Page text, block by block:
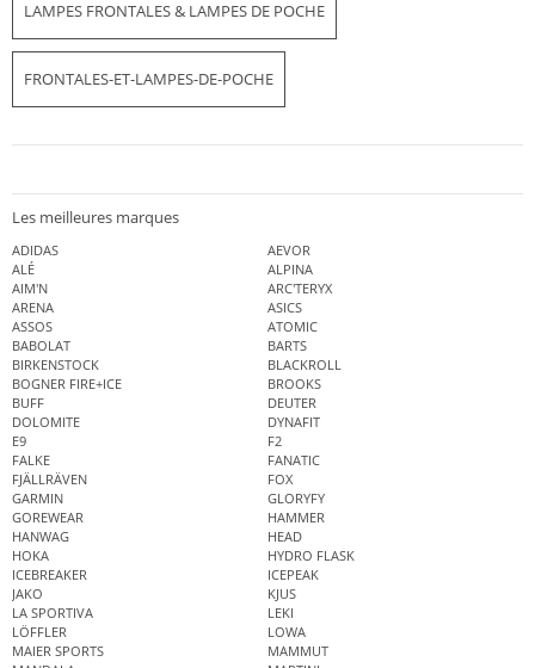
LAMPES FRONTALES & LAMPES DE POCHE
FRONTALES-ET-LAMPES-DE-POCHE
Les meilleures marques
ADIDAS
AEVOR
ALÉ
ALPINA
AIM'N
ARC'TERYX
ARENA
ASICS
ASSOS
ATOMIC
BABOLAT
BARTS
BIRKENSTOCK
BLACKROLL
BOGNER FIRE+ICE
BROOKS
BUFF
DEUTER
DOLOMITE
DYNAFIT
E9
F2
FALKE
FANATIC
FJÄLLRÄVEN
FOX
GARMIN
GLORYFY
GOREWEAR
HAMMER
HANWAG
HEAD
HOKA
HYDRO FLASK
ICEBREAKER
ICEPEAK
JAKO
KJUS
LA SPORTIVA
LEKI
LÖFFLER
LOWA
MAIER SPORTS
MAMMUT